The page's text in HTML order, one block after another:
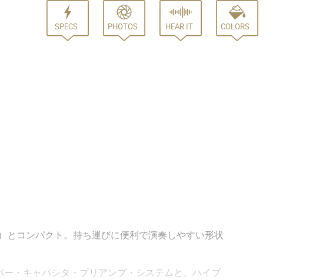
SPECS PHOTOS HEAR IT COLORS
コンパクト。持ち運びに便利で演奏しやすい形状
・キャパシタ・プリアンプ・システムと、ハイブ